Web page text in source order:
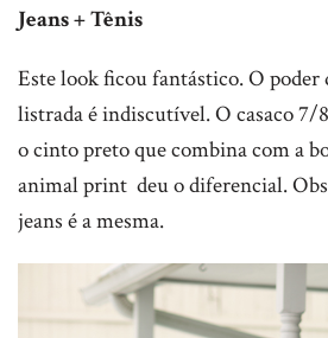
Jeans + Tênis
Este look ficou fantástico. O poder
listrada é indiscutível. O casaco 7/
o cinto preto que combina com a
animal print deu o diferencial.
jeans é a mesma.